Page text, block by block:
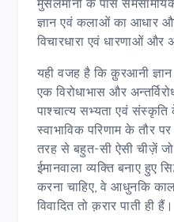
ज्ञान एवं कलाओं का आधार
विचारधारा एवं धारणाओं और
यही वजह है कि क़ुरआनी
एक विरोधाभास और
पाश्चात्य सभ्यता एवं
स्वाभाविक परिणाम के तौर
तरह से बहुत-सी ऐसी चीज़ें
ईमानवाला व्यक्ति बनाए हुए
करना चाहिए, वे आधुनकि
विवादित तो क़रार पाती ही हैं।